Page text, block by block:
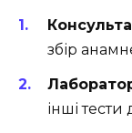
збір
інші